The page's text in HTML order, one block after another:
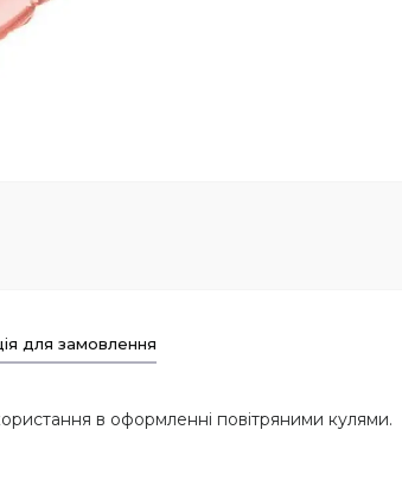
для замовлення
в оформленні повітряними кулями.